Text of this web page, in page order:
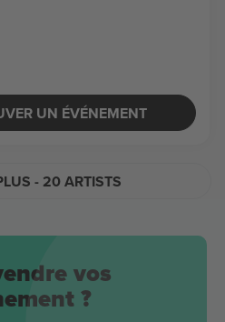
UN ÉVÉNEMENT
- 20 ARTISTS
vos
?